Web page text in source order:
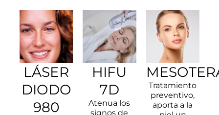
LÁSER
DIODO
980
HIFU
7D
Atenua los
signos de
Tratamiento
preventivo,
aporta a la